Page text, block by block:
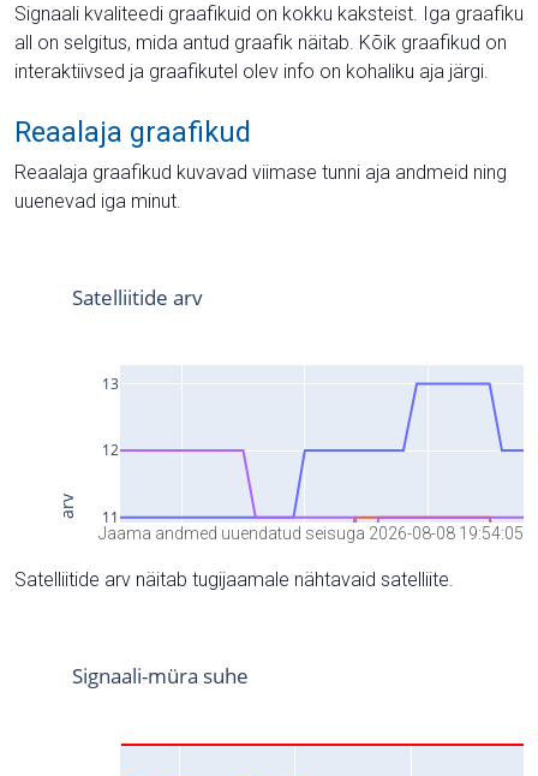
Signaali kvaliteedi graafikuid on kokku kaksteist. Iga graafiku
all on selgitus, mida antud graafik näitab. Kõik graafikud on
interaktiivsed ja graafikutel olev info on kohaliku aja järgi.
Reaalaja graafikud
Reaalaja graafikud kuvavad viimase tunni aja andmeid ning
uuenevad iga minut.
Jaama andmed uuendatud seisuga 2026-08-08 19:54:05
Satelliitide arv näitab tugijaamale nähtavaid satelliite.